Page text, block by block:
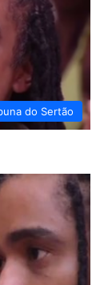
do Sertão